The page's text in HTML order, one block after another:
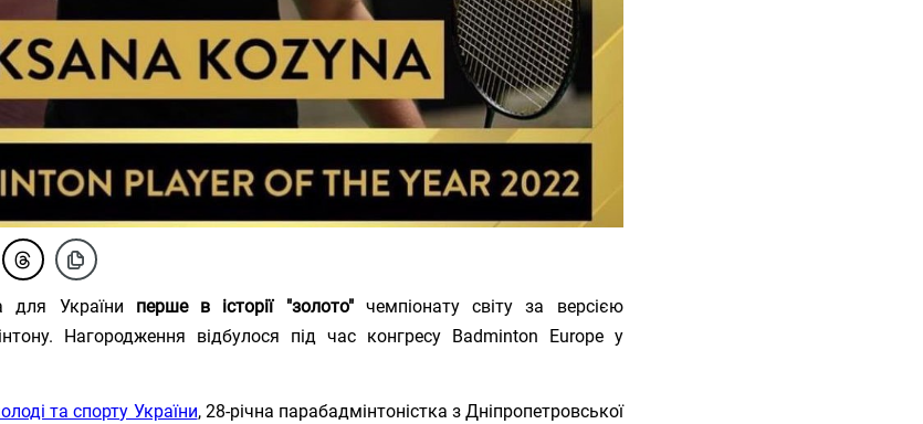
для України перше в історії "золото"чемпіонату світу за версією
Нагородження відбулося під час конгресу Badminton Europe у
та спорту України, 28-річна парабадмінтоністка з Дніпропетровської